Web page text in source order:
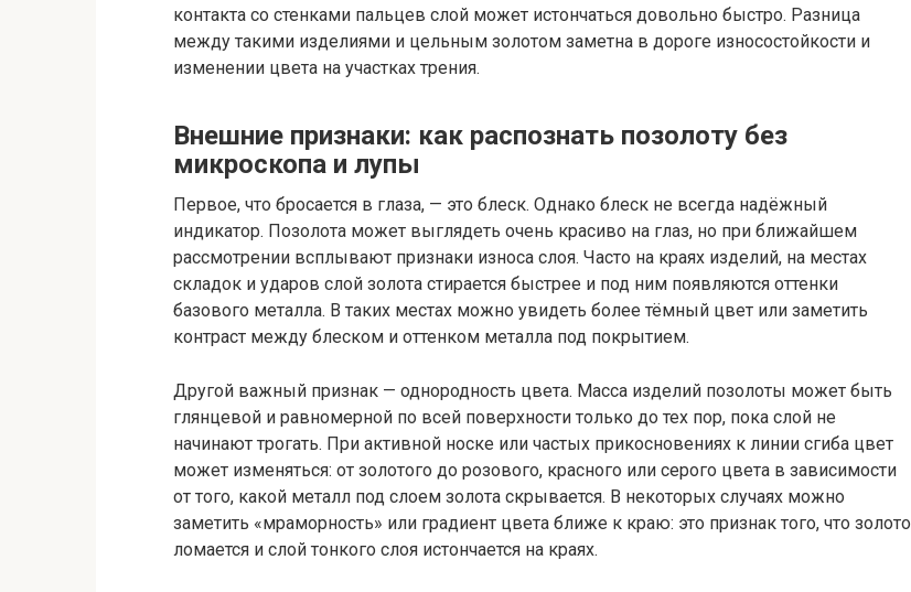
контакта со стенками пальцев слой может истончаться довольно быстро. Разница
между такими изделиями и цельным золотом заметна в дороге износостойкости и
изменении цвета на участках трения.
Внешние признаки: как распознать позолоту без
микроскопа и лупы
Первое, что бросается в глаза, — это блеск. Однако блеск не всегда надёжный
индикатор. Позолота может выглядеть очень красиво на глаз, но при ближайшем
рассмотрении всплывают признаки износа слоя. Часто на краях изделий, на местах
складок и ударов слой золота стирается быстрее и под ним появляются оттенки
базового металла. В таких местах можно увидеть более тёмный цвет или заметить
контраст между блеском и оттенком металла под покрытием.
Другой важный признак — однородность цвета. Масса изделий позолоты может быть
глянцевой и равномерной по всей поверхности только до тех пор, пока слой не
начинают трогать. При активной носке или частых прикосновениях к линии сгиба цвет
может изменяться: от золотого до розового, красного или серого цвета в зависимости
от того, какой металл под слоем золота скрывается. В некоторых случаях можно
заметить «мраморность» или градиент цвета ближе к краю: это признак того, что золото
ломается и слой тонкого слоя истончается на краях.